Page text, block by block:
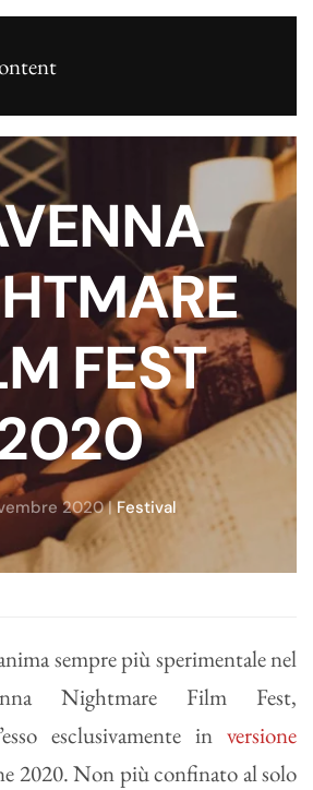
FEST
2020|Festival
sempre più sperimentale nel
Nightmare Film Fest,
esclusivamente in versione
2020. Non più confinato al solo